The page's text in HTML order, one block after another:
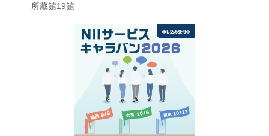
所蔵館19館